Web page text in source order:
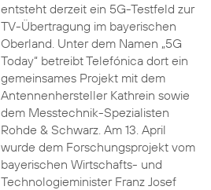
entsteht derzeit ein 5G-Testfeld zur
TV-Übertragung im bayerischen
Oberland. Unter dem Namen „5G
Today“ betreibt Telefónica dort ein
gemeinsames Projekt mit dem
Antennenhersteller Kathrein sowie
dem Messtechnik-Spezialisten
Rohde & Schwarz. Am 13. April
wurde dem Forschungsprojekt vom
bayerischen Wirtschafts- und
Technologieminister Franz Josef